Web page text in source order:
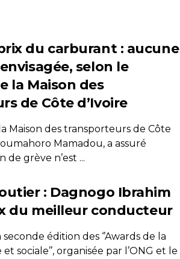
du carburant : aucune
selon le
la Maison des
de Côte d’Ivoire
Maison des transporteurs de Côte
Mamadou, a assuré
de grève n’est ...
: Dagnogo Ibrahim
du meilleur conducteur
seconde édition des ‘’Awards de la
sociale’’, organisée par l’ONG et le